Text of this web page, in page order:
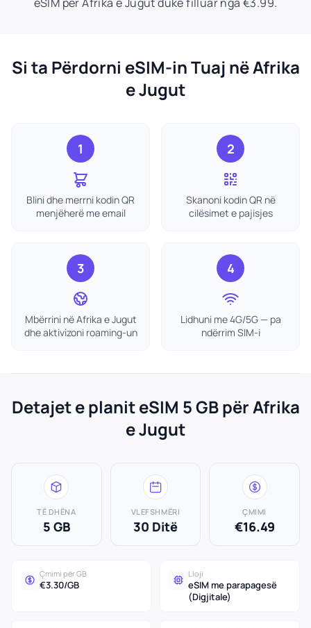
Si ta Përdorni eSIM-in Tuaj në Afrika
e Jugut
1
Blini dhe merrni kodin QR
menjëherë me email
2
Skanoni kodin QR në
cilësimet e pajisjes
3
Mbërrini në Afrika e Jugut
dhe aktivizoni roaming-un
4
Lidhuni me 4G/5G — pa
ndërrim SIM-i
Detajet e planit eSIM 5 GB për Afrika
e Jugut
TË DHËNA
5 GB
VLEFSHMËRI
30 Ditë
ÇMIMI
€16.49
Çmimi për GB
€3.30/GB
Lloji
eSIM me parapagesë
(Digjitale)